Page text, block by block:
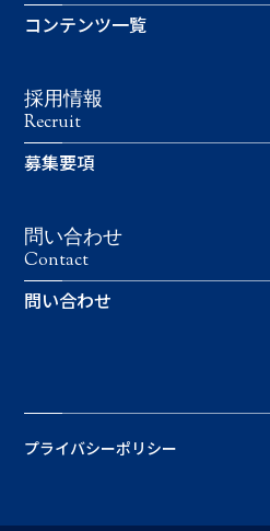
コンテンツ一覧
採用情報
Recruit
募集要項
問い合わせ
Contact
問い合わせ
プライバシーポリシー